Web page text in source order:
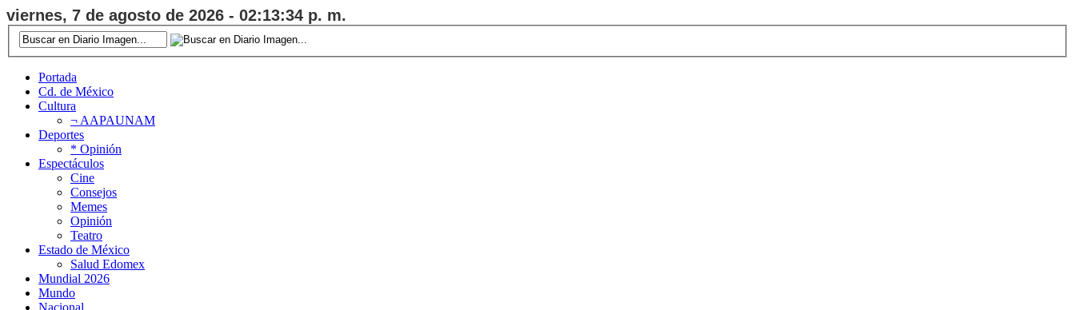
viernes, 7 de agosto de 2026 - 02:13:35 p. m.
Portada
Cd. de México
Cultura
¬ AAPAUNAM
Deportes
* Opinión
Espectáculos
Cine
Consejos
Memes
Opinión
Teatro
Estado de México
Salud Edomex
Mundial 2026
Mundo
Nacional